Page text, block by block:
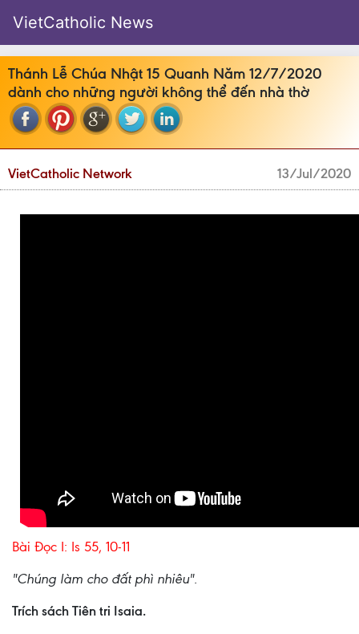
VietCatholic News
Thánh Lễ Chúa Nhật 15 Quanh Năm 12/7/2020
dành cho những người không thể đến nhà thờ
VietCatholic Network 13/Jul/2020
Bài Ðọc I: Is 55, 10-11
"Chúng làm cho đất phì nhiêu".
Trích sách Tiên tri Isaia.